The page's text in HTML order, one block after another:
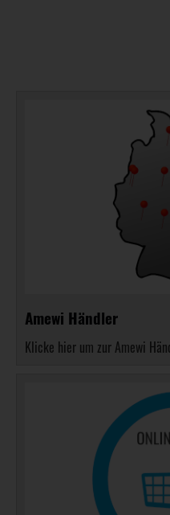
Amewi Händler
Klicke hier um zur Amewi